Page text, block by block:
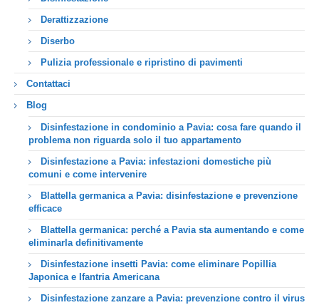
Derattizzazione
Diserbo
Pulizia professionale e ripristino di pavimenti
Contattaci
Blog
Disinfestazione in condominio a Pavia: cosa fare quando il
problema non riguarda solo il tuo appartamento
Disinfestazione a Pavia: infestazioni domestiche più
comuni e come intervenire
Blattella germanica a Pavia: disinfestazione e prevenzione
efficace
Blattella germanica: perché a Pavia sta aumentando e come
eliminarla definitivamente
Disinfestazione insetti Pavia: come eliminare Popillia
Japonica e Ifantria Americana
Disinfestazione zanzare a Pavia: prevenzione contro il virus